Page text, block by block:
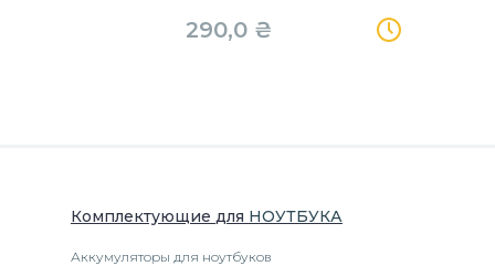
290,0 ₴
Комплектующие для НОУТБУКА
Аккумуляторы для ноутбуков